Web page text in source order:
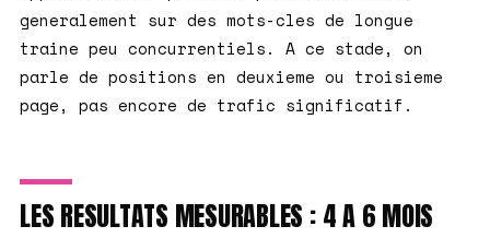
generalement sur des mots-cles de longue
traine peu concurrentiels. A ce stade, on
parle de positions en deuxieme ou troisieme
page, pas encore de trafic significatif.
LES RESULTATS MESURABLES : 4 A 6 MOIS